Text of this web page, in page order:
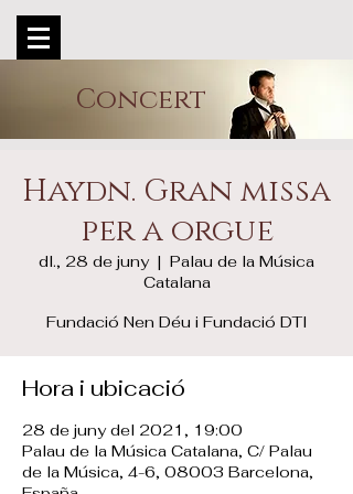
Concert
Haydn. Gran missa
per a orgue
dl., 28 de juny
  |
Palau de la Música
Catalana
Fundació Nen Déu i Fundació DTI
Hora i ubicació
28 de juny del 2021, 19:00
Palau de la Música Catalana, C/ Palau
de la Música, 4-6, 08003 Barcelona,